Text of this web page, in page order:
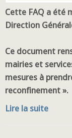
Cette FAQ a été
Direction
Ce document
mairies et
mesures à
reconfinement ».
Lire la suite